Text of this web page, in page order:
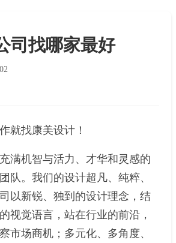
司找哪家最好
就找康美设计！
满机智与活力、才华和灵感的
队。我们的设计超凡、纯粹、
以新锐、独到的设计理念，结
视觉语言，站在行业的前沿，
市场商机；多元化、多角度、